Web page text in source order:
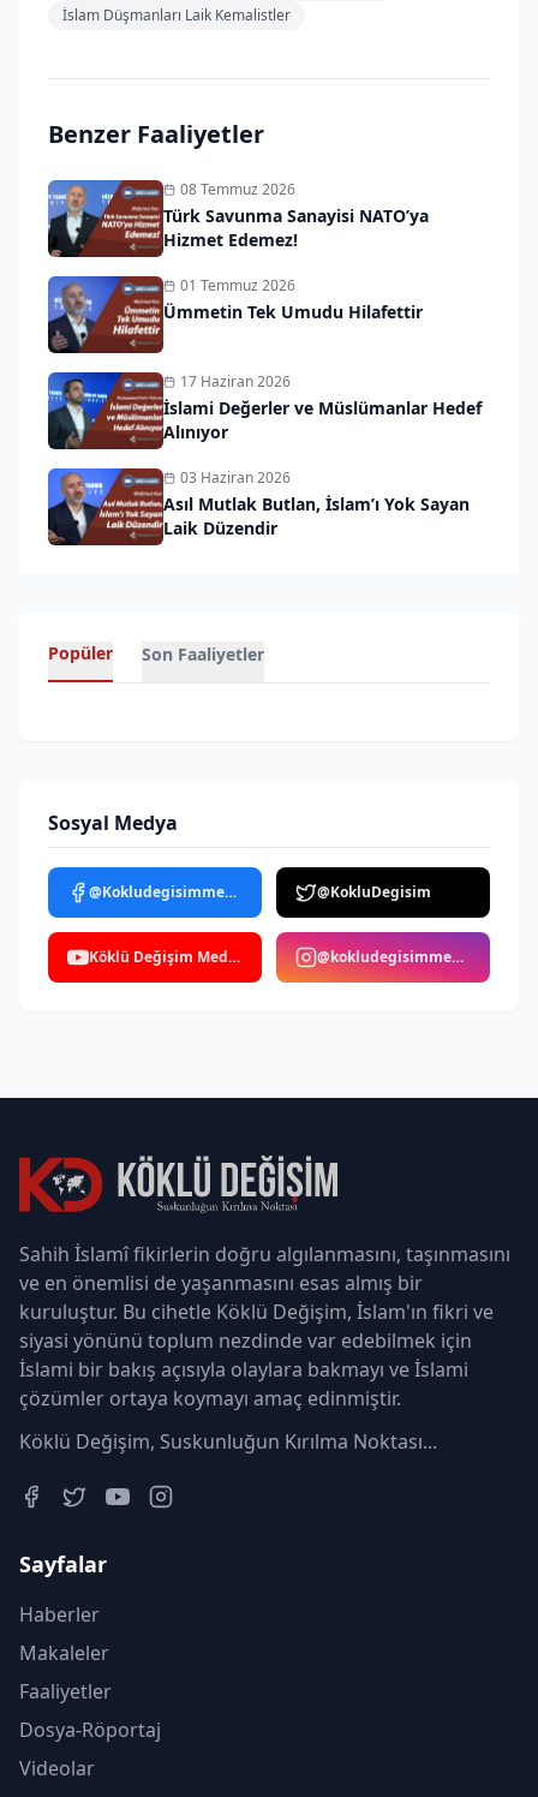
İslam Düşmanları Laik Kemalistler
Benzer Faaliyetler
08 Temmuz 2026
Türk Savunma Sanayisi NATO’ya
Hizmet Edemez!
01 Temmuz 2026
Ümmetin Tek Umudu Hilafettir
17 Haziran 2026
İslami Değerler ve Müslümanlar Hedef
Alınıyor
03 Haziran 2026
Asıl Mutlak Butlan, İslam’ı Yok Sayan
Laik Düzendir
Popüler Son Faaliyetler
Sosyal Medya
@Kokludegisimmedya @KokluDegisim
Köklü Değişim Medya @kokludegisimmedya
Sahih İslamî fikirlerin doğru algılanmasını, taşınmasını
ve en önemlisi de yaşanmasını esas almış bir
kuruluştur. Bu cihetle Köklü Değişim, İslam'ın fikri ve
siyasi yönünü toplum nezdinde var edebilmek için
İslami bir bakış açısıyla olaylara bakmayı ve İslami
çözümler ortaya koymayı amaç edinmiştir.
Köklü Değişim, Suskunluğun Kırılma Noktası...
Sayfalar
Haberler
Makaleler
Faaliyetler
Dosya-Röportaj
Videolar